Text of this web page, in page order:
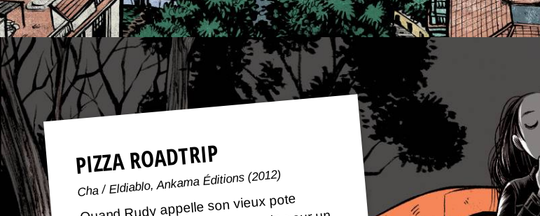
PIZZA ROADTRIP
Cha / Eldiablo, Ankama Éditions (2012)
Quand Rudy appelle son vieux pote